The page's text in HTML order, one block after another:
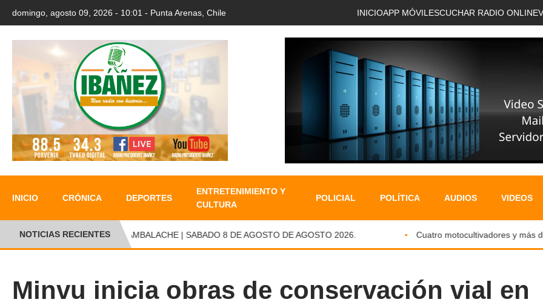
domingo, agosto 09, 2026 - 10:01 - Punta Arenas, Chile INICIOAPP MÓVIL ESCUCHAR RADIO ONLINE
INICIO CRÓNICA DEPORTES
ENTRETENIMIENTO Y
CULTURA
POLICIAL POLÍTICA AUDIOS VIDEOS
NOTICIAS RECIENTESCAMBALACHE | SABADO 8 DE AGOSTO DE AGOSTO 2026. Cuatro motocultivadores y más de
Minvu inicia obras de conservación vial en